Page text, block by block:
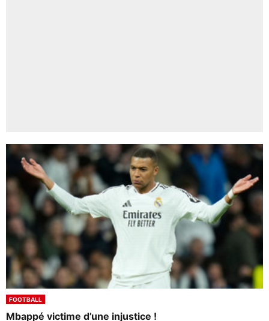
FOOTBALL
Mbappé victime d’une injustice !